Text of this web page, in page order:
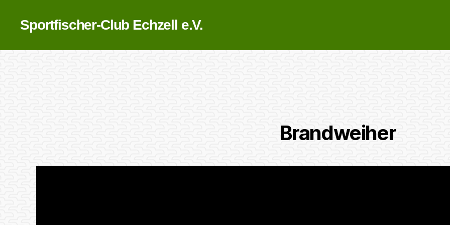
Sportfischer-Club Echzell e.V.
Brandweiher